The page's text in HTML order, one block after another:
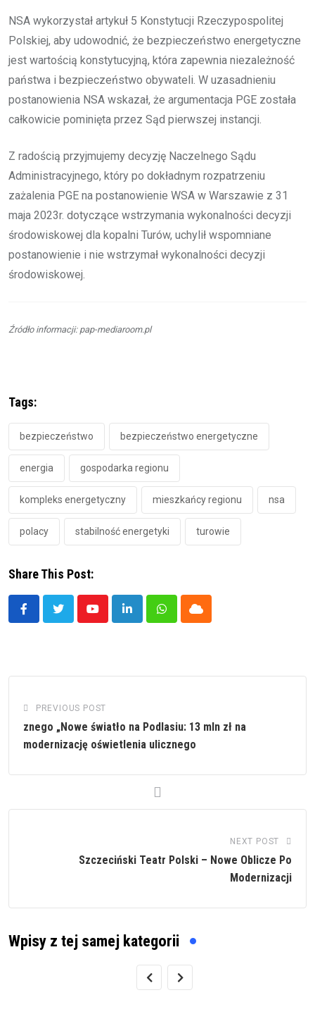
NSA wykorzystał artykuł 5 Konstytucji Rzeczypospolitej
Polskiej, aby udowodnić, że bezpieczeństwo energetyczne
jest wartością konstytucyjną, która zapewnia niezależność
państwa i bezpieczeństwo obywateli. W uzasadnieniu
postanowienia NSA wskazał, że argumentacja PGE została
całkowicie pominięta przez Sąd pierwszej instancji.
Z radością przyjmujemy decyzję Naczelnego Sądu
Administracyjnego, który po dokładnym rozpatrzeniu
zażalenia PGE na postanowienie WSA w Warszawie z 31
maja 2023r. dotyczące wstrzymania wykonalności decyzji
środowiskowej dla kopalni Turów, uchylił wspomniane
postanowienie i nie wstrzymał wykonalności decyzji
środowiskowej.
Źródło informacji: pap-mediaroom.pl
Tags:
bezpieczeństwo bezpieczeństwo energetyczne
energia gospodarka regionu
kompleks energetyczny mieszkańcy regionu nsa
polacy stabilność energetyki turowie
Share This Post:
YoutubeLinkedInWhatsappCloud
PREVIOUS POST
znego „Nowe światło na Podlasiu: 13 mln zł na
modernizację oświetlenia ulicznego
NEXT POST
Szczeciński Teatr Polski – Nowe Oblicze Po
Modernizacji
Wpisy z tej samej kategorii